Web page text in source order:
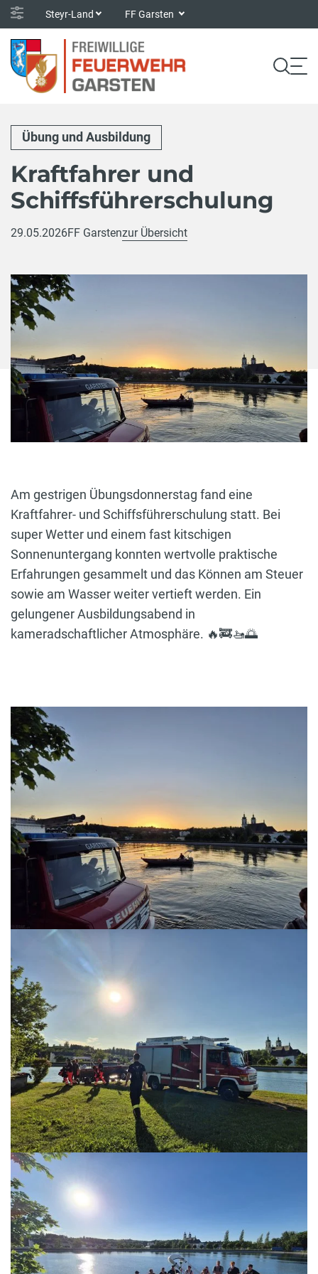
Steyr-Land FF Garsten
Übung und Ausbildung
Kraftfahrer und
Schiffsführerschulung
29.05.2026FF Garstenzur Übersicht
Am gestrigen Übungsdonnerstag fand eine
Kraftfahrer- und Schiffsführerschulung statt. Bei
super Wetter und einem fast kitschigen
Sonnenuntergang konnten wertvolle praktische
Erfahrungen gesammelt und das Können am Steuer
sowie am Wasser weiter vertieft werden. Ein
gelungener Ausbildungsabend in
kameradschaftlicher Atmosphäre. 🔥🚒🚤🌅